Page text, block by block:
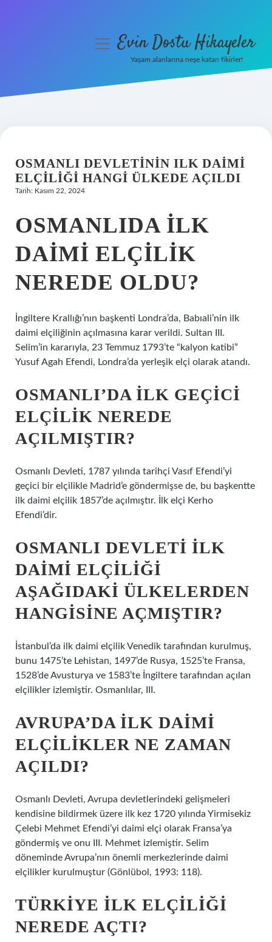
Hakkımızda
menüyüEvin Dostu Hikayeler
Yaşam alanlarına neşe katan fikirler!
OSMANLI DEVLETININ ILK DAIMI
ELÇILIĞI HANGI ÜLKEDE AÇILDI
Tarih: Kasım 22, 2024
OSMANLIDA ILK
DAIMI ELÇILIK
NEREDE OLDU?
İngiltere Krallığı’nın başkenti Londra’da, Babıali’nin ilk
daimi elçiliğinin açılmasına karar verildi. Sultan III.
Selim’in kararıyla, 23 Temmuz 1793’te “kalyon katibi”
Yusuf Agah Efendi, Londra’da yerleşik elçi olarak atandı.
OSMANLI’DA ILK GEÇICI
ELÇILIK NEREDE
AÇILMIŞTIR?
Osmanlı Devleti, 1787 yılında tarihçi Vasıf Efendi’yi
geçici bir elçilikle Madrid’e göndermişse de, bu başkentte
ilk daimi elçilik 1857’de açılmıştır. İlk elçi Kerho
Efendi’dir.
OSMANLI DEVLETI ILK
DAIMI ELÇILIĞI
AŞAĞIDAKI ÜLKELERDEN
HANGISINE AÇMIŞTIR?
İstanbul’da ilk daimi elçilik Venedik tarafından kurulmuş,
bunu 1475’te Lehistan, 1497’de Rusya, 1525’te Fransa,
1528’de Avusturya ve 1583’te İngiltere tarafından açılan
elçilikler izlemiştir. Osmanlılar, III.
AVRUPA’DA ILK DAIMI
ELÇILIKLER NE ZAMAN
AÇILDI?
Osmanlı Devleti, Avrupa devletlerindeki gelişmeleri
kendisine bildirmek üzere ilk kez 1720 yılında Yirmisekiz
Çelebi Mehmet Efendi’yi daimi elçi olarak Fransa’ya
göndermiş ve onu III. Mehmet izlemiştir. Selim
döneminde Avrupa’nın önemli merkezlerinde daimi
elçilikler kurulmuştur (Gönlübol, 1993: 118).
TÜRKIYE ILK ELÇILIĞI
NEREDE AÇTI?